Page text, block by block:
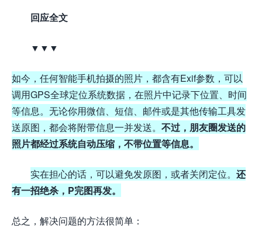
回应全文
▼▼▼
如今，任何智能手机拍摄的照片，都含有Exif参数，可以
调用GPS全球定位系统数据，在照片中记录下位置、时间
等信息。无论你用微信、短信、邮件或是其他传输工具发
送原图，都会将附带信息一并发送。 不过，朋友圈发送的
照片都经过系统自动压缩，不带位置等信息。
实在担心的话，可以避免发原图，或者关闭定位。 还
有一招绝杀，P完图再发。
总之，解决问题的方法很简单：